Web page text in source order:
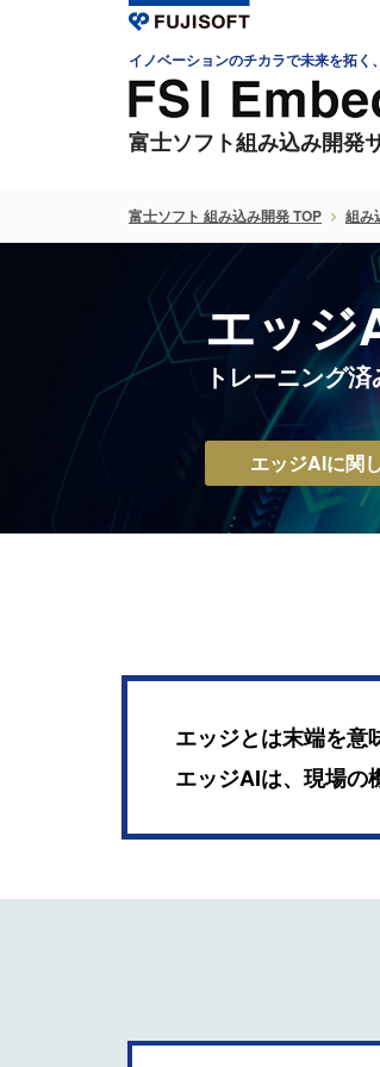
イノベーションのチカラで未来を拓く
富士ソフト組み込み開発
富士ソフト 組み込み開発 TOP 組み
エッジ
トレーニング
エッジAIに関
エッジとは末端を意
エッジAIは、現場の